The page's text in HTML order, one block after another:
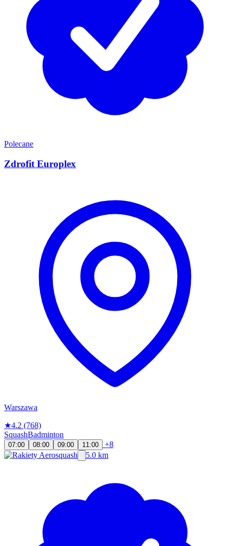
Polecane
Zdrofit Europlex
Warszawa
★4.2 (768)
SquashBadminton
07:00 08:00 09:00 11:00
+8
5.0 km